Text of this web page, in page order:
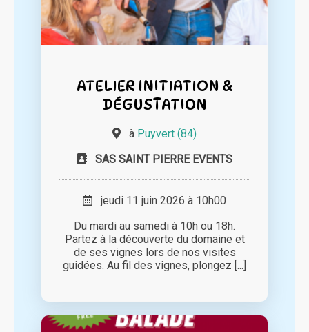
ATELIER INITIATION &
DÉGUSTATION
à Puyvert (84)
SAS SAINT PIERRE EVENTS
jeudi 11 juin 2026 à 10h00
Du mardi au samedi à 10h ou 18h.
Partez à la découverte du domaine et
de ses vignes lors de nos visites
guidées. Au fil des vignes, plongez [...]